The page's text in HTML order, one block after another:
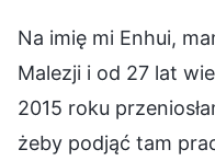
Na imię mi Enhui,
Malezji i od 27 lat
2015 roku
żeby podjąć tam